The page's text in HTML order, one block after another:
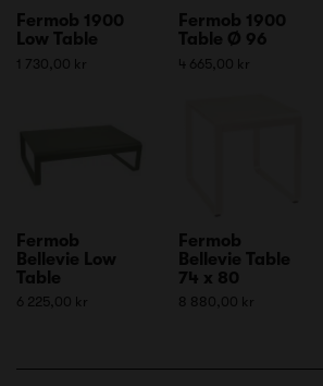
Fermob 1900
Low Table
1 730,00 kr
Fermob 1900
Table Ø 96
4 665,00 kr
Fermob
Bellevie Low
Table
6 225,00 kr
Fermob
Bellevie Table
74 x 80
8 880,00 kr